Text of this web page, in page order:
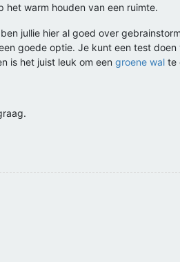
het warm houden van een ruimte.
jullie hier al goed over
goede optie. Je kunt een test
is het juist leuk om een groene wal te